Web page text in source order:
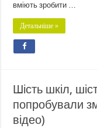
вміють зробити …
Детальніше »
Шість шкіл,
попробували
відео)